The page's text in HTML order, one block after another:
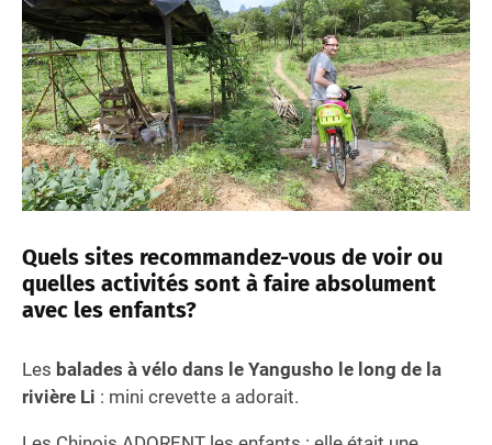
Quels sites recommandez-vous de voir ou
quelles activités sont à faire absolument
avec les enfants?
Les balades à vélo dans le Yangusho le long de la
rivière Li : mini crevette a adorait.